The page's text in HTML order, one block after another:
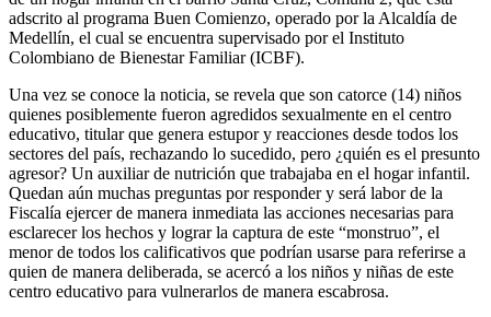
adscrito al programa Buen Comienzo, operado por la Alcaldía de
Medellín, el cual se encuentra supervisado por el Instituto
Colombiano de Bienestar Familiar (ICBF).
Una vez se conoce la noticia, se revela que son catorce (14) niños
quienes posiblemente fueron agredidos sexualmente en el centro
educativo, titular que genera estupor y reacciones desde todos los
sectores del país, rechazando lo sucedido, pero ¿quién es el presunto
agresor? Un auxiliar de nutrición que trabajaba en el hogar infantil.
Quedan aún muchas preguntas por responder y será labor de la
Fiscalía ejercer de manera inmediata las acciones necesarias para
esclarecer los hechos y lograr la captura de este “monstruo”, el
menor de todos los calificativos que podrían usarse para referirse a
quien de manera deliberada, se acercó a los niños y niñas de este
centro educativo para vulnerarlos de manera escabrosa.